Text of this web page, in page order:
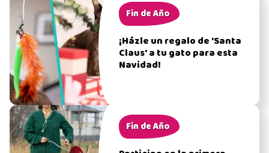
Fin de Año
¡Házle un regalo de 'Santa
Claus' a tu gato para esta
Navidad!
Fin de Año